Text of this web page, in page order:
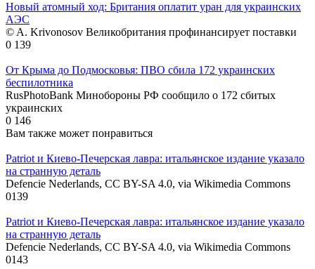
Новый атомный ход: Британия оплатит уран для украинских
АЭС
© A. Krivonosov Великобритания профинансирует поставки
0 139
От Крыма до Подмосковья: ПВО сбила 172 украинских
беспилотника
RusPhotoBank Минобороны РФ сообщило о 172 сбитых
украинских
0 146
Вам также может понравиться
Patriot и Киево-Печерская лавра: итальянское издание указало
на странную деталь
Defencie Nederlands, CC BY-SA 4.0, via Wikimedia Commons
0139
Patriot и Киево-Печерская лавра: итальянское издание указало
на странную деталь
Defencie Nederlands, CC BY-SA 4.0, via Wikimedia Commons
0143